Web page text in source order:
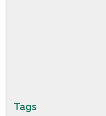
Tags